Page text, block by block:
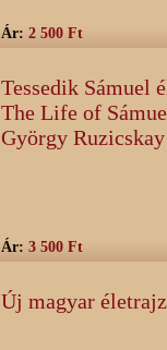
Ár: 2 500 Ft
Tessedik Sámuel
The Life of
György
Ár: 3 500 Ft
Új magyar